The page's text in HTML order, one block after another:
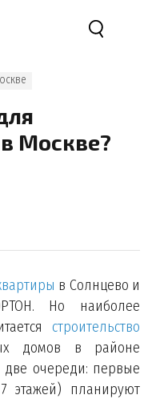
Москве?
в Солнцево и
Но наиболее
строительство
домов в районе
две очереди: первые
этажей) планируют